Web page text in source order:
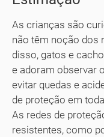
As crianças são
não têm noção dos
disso, gatos e
e adoram observar
evitar quedas e
de proteção em
As redes de
resistentes, como